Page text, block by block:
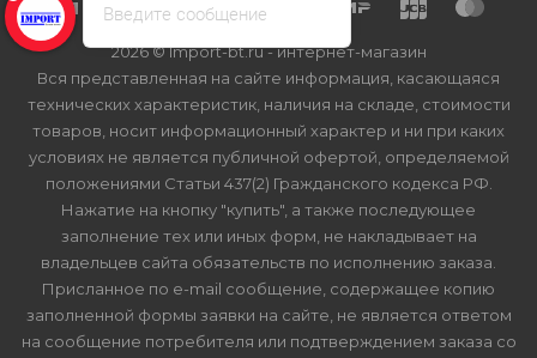
2026 © Import-bt.ru - интернет-магазин
Вся представленная на сайте информация, касающаяся
технических характеристик, наличия на складе, стоимости
товаров, носит информационный характер и ни при каких
условиях не является публичной офертой, определяемой
положениями Статьи 437(2) Гражданского кодекса РФ.
Нажатие на кнопку "купить", а также последующее
заполнение тех или иных форм, не накладывает на
владельцев сайта обязательств по исполнению заказа.
Присланное по e-mail сообщение, содержащее копию
заполненной формы заявки на сайте, не является ответом
на сообщение потребителя или подтверждением заказа со
Введите сообщение